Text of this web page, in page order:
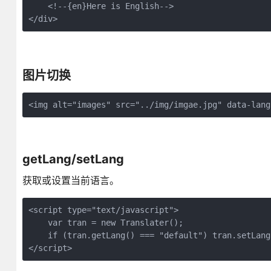
    <!--{en}Here is English-->
</div>
图片切换
<img alt="images" src="../img/imgae.jpg" data-
getLang/setLang
获取或设置当前语言。
<script type="text/javascript">
    var tran = new Translater();
if (tran.getLang() === "default")
</script>